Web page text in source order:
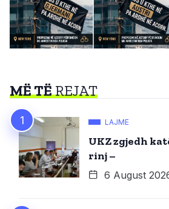
MË TËREJAT
LAJME
UKZ zgjedh
rinj –
6 August